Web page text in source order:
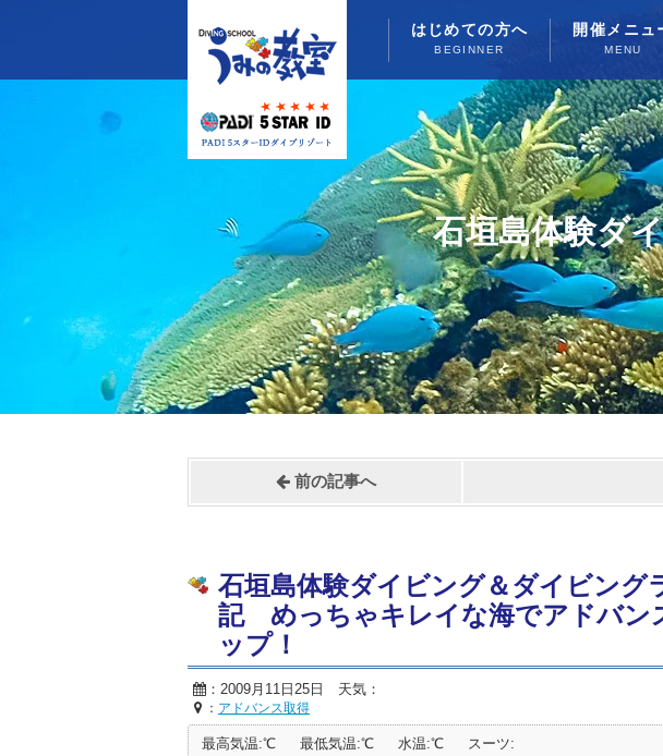
はじめての方へ
BEGINNER
開催メニュ
MENU
石垣島体験ダ
前の記事へ
石垣島体験ダイビング＆ダイビング
記 めっちゃキレイな海でアドバン
ップ！
：2009月11日25日 天気：
： アドバンス取得
最高気温:℃ 最低気温:℃ 水温:℃ スーツ: